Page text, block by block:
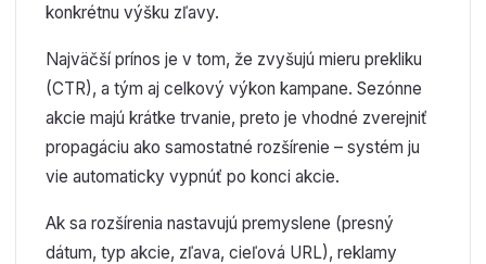
konkrétnu výšku zľavy.
Najväčší prínos je v tom, že zvyšujú mieru prekliku
(CTR), a tým aj celkový výkon kampane. Sezónne
akcie majú krátke trvanie, preto je vhodné zverejniť
propagáciu ako samostatné rozšírenie – systém ju
vie automaticky vypnúť po konci akcie.
Ak sa rozšírenia nastavujú premyslene (presný
dátum, typ akcie, zľava, cieľová URL), reklamy